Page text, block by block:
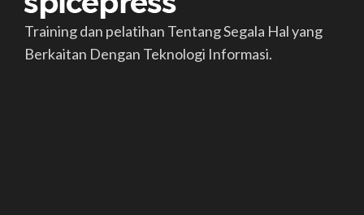
Training dan pelatihan Tentang Segala Hal yang
Berkaitan Dengan Teknologi Informasi.